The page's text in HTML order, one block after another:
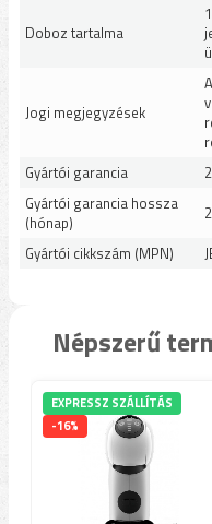
Doboz tartalma
Jogi megjegyzések
Gyártói garancia
Gyártói garancia hossza
(hónap)
Gyártói cikkszám (MPN)
Népszerű
EXPRESSZ SZÁLLÍTÁS
-16%